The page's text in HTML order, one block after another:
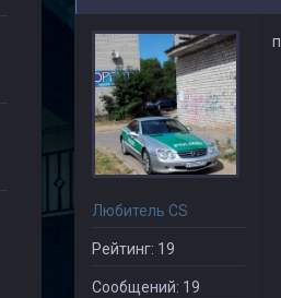
Любитель CS
Рейтинг: 19
Сообщений: 19